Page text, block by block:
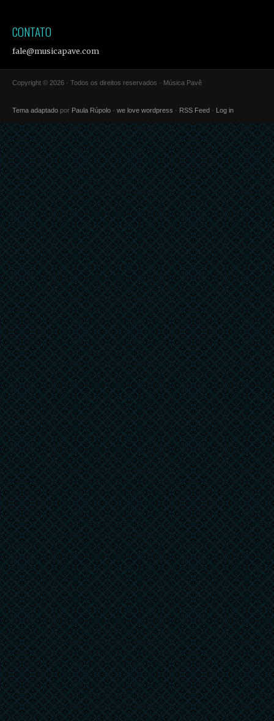
CONTATO
fale@musicapave.com
Copyright © 2026 · Todos os direitos reservados · Música Pavê
Tema adaptado por Paula Rúpolo · we love wordpress · RSS Feed · Log in